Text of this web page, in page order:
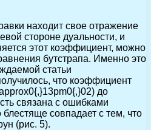
находит свое отражение
стороне дуальности, и
этот коэффициент, можно
бутстрапа. Именно это
статьи
что коэффициент
до
связана с ошибками
совпадает с тем, что
(рис. 5).